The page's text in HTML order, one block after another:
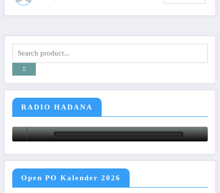
RADIO HADANA
Open PO Kalender 2026